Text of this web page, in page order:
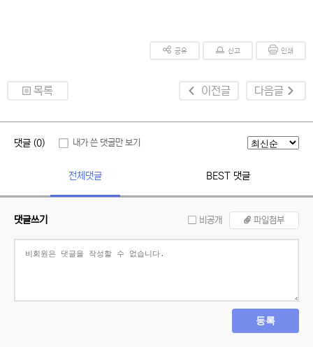
공유 신고 인쇄
목록 이전글 다음글
댓글 (0) 내가 쓴 댓글만 보기
전체댓글 BEST 댓글
댓글쓰기 비공개 파일첨부
등록